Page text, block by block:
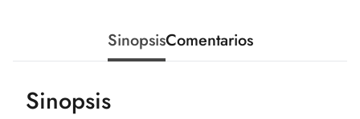
SinopsisComentarios
Sinopsis